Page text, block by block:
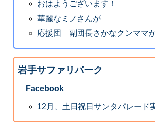
おはようございます！
華麗なミノさんが
応援団 副団長さかなクンママ
岩手サファリパーク
Facebook
12月、土日祝日サンタパレード